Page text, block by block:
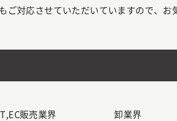
ご対応させていただいていますので、お
販売業界 卸業界